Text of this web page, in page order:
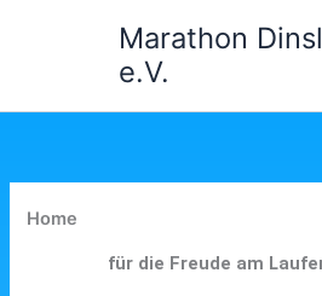
Marathon
e.V.
Home
für die Freude am